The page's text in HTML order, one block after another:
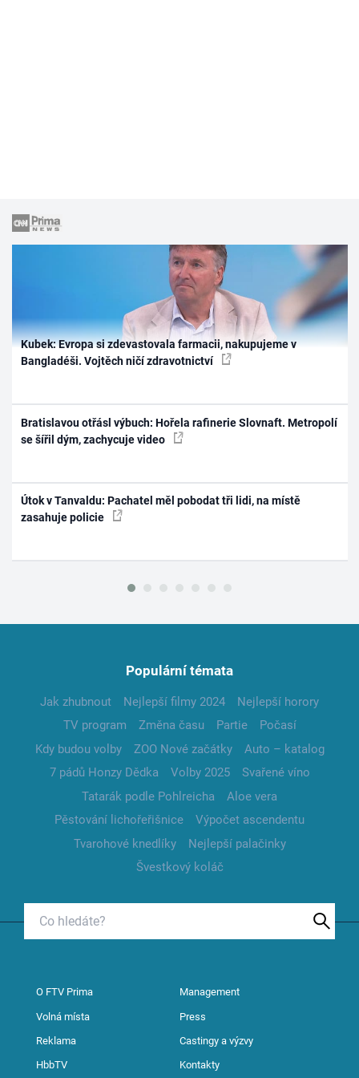
Kubek: Evropa si zdevastovala farmacii, nakupujeme v
Bangladéši. Vojtěch ničí zdravotnictví
Bratislavou otřásl výbuch: Hořela rafinerie Slovnaft. Metropolí
se šířil dým, zachycuje video
Útok v Tanvaldu: Pachatel měl pobodat tři lidi, na místě
zasahuje policie
Populární témata
Jak zhubnout Nejlepší filmy 2024
Nejlepší horory
TV program
Změna času Partie
Počasí
Kdy budou volby
ZOO Nové začátky
Auto – katalog
7 pádů Honzy Dědka
Volby 2025
Svařené víno
Tatarák podle Pohlreicha
Aloe vera
Pěstování lichořeřišnice
Výpočet ascendentu
Tvarohové knedlíky
Nejlepší palačinky
Švestkový koláč
O FTV Prima Management
Volná místa Press
Reklama Castingy a výzvy
HbbTV Kontakty